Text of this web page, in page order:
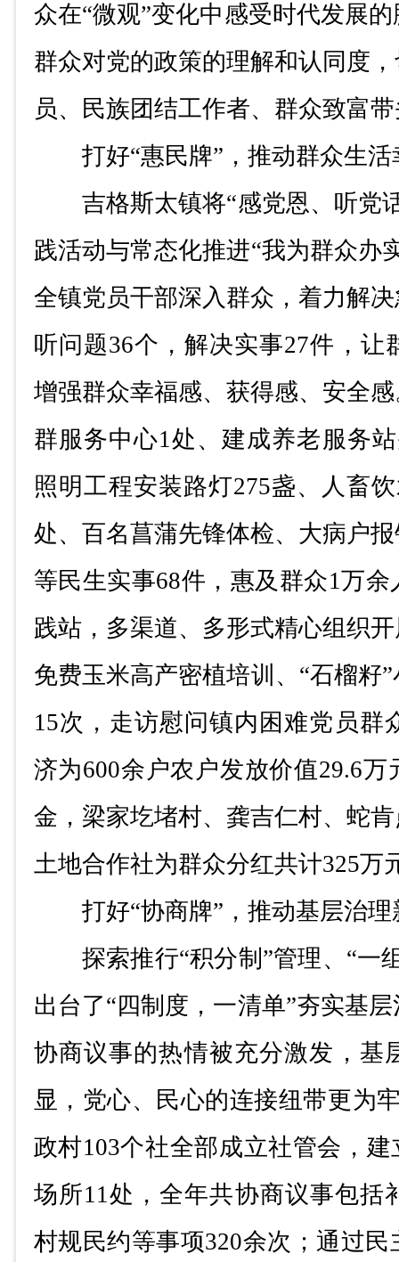
众在“微观”变化中感受时代发展
群众对党的政策的理解和认同度
员、民族团结工作者、群众致富
打好“惠民牌” ，推动群众生
吉格斯太镇将“感党恩、听党
践活动与常态化推进“我为群众办
全镇党员干部深入群众，着力解
听问题36个，解决实事27件，让
增强群众幸福感、获得感、安全
群服务中心1处、建成养老服务
照明工程安装路灯275盏、人畜
处、百名菖蒲先锋体检、大病户
等民生实事68件，惠及群众1万余
践站，多渠道、多形式精心组织
免费玉米高产密植培训、 “石榴籽”
15次，走访慰问镇内困难党员群
济为600余户农户发放价值29.6万
金，梁家圪堵村、龚吉仁村、蛇
土地合作社为群众分红共计325万
打好“协商牌” ，推动基层治
探索推行“积分制 ”管理、 “一
出台了“ 四制度，一清单”夯实基
协商议事的热情被充分激发，基
显，党心、民心的连接纽带更为
政村103个社全部成立社管会，建
场所11处，全年共协商议事包括
村规民约等事项320余次；通过民